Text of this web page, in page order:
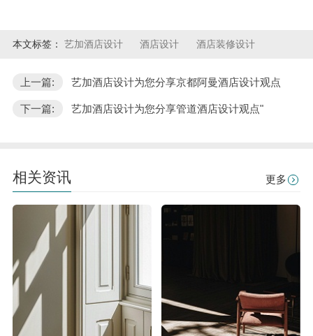
本文标签： 艺加酒店设计 酒店设计 酒店装修设计
上一篇: 艺加酒店设计为您分享京都阿曼酒店设计观点
下一篇: 艺加酒店设计为您分享管道酒店设计观点"
相关资讯 更多